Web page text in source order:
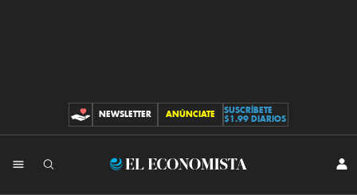
CONTRIBUCIONES
NEWSLETTER ANÚNCIATE
SUSCRÍBETE
$1.99 DIARIOS
El